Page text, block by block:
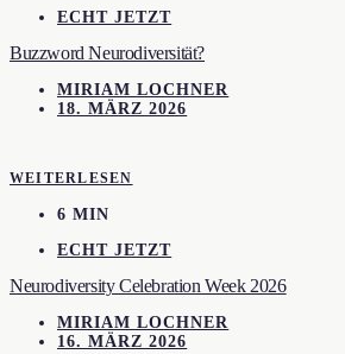
ECHT JETZT
Buzzword Neurodiversität?
MIRIAM LOCHNER
18. MÄRZ 2026
WEITERLESEN
6 MIN
ECHT JETZT
Neurodiversity Celebration Week 2026
MIRIAM LOCHNER
16. MÄRZ 2026